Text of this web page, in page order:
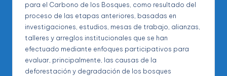
para el Carbono de los Bosques, como resultado del
proceso de las etapas anteriores, basadas en
investigaciones, estudios, mesas de trabajo, alianzas,
talleres y arreglos institucionales que se han
efectuado mediante enfoques participativos para
evaluar, principalmente, las causas de la
deforestación y degradación de los bosques